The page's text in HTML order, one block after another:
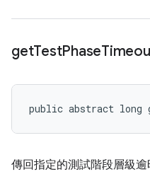
getTestPhase
public abstract long
傳回指定的測試階段層級